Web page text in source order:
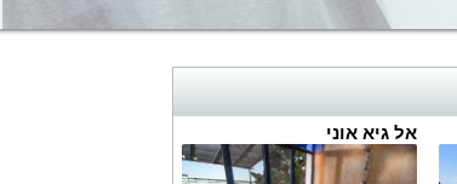
אל גיא אוני